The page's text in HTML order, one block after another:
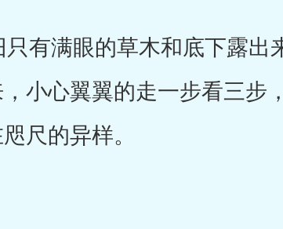
有满眼的草木和底下露出
小心翼翼的走一步看三步
尺的异样。